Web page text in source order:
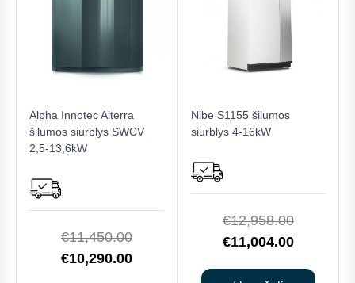
Alpha Innotec Alterra
šilumos siurblys SWCV
2,5-13,6kW
€11,450.00Original
price
€10,290.00Current
Nibe S1155 šilumos
siurblys 4-16kW
€12,958.00Original
price
€11,004.00Current